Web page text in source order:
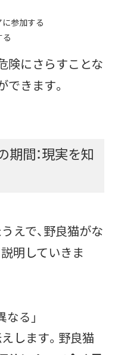
参加する
険にさらすことな
できます。
間：現実を知
えで、野良猫がな
明していきま
る」
します。野良猫